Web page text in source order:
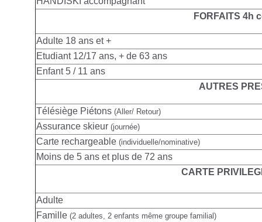
FORFAITS 4h
Adulte 18 ans et +
Etudiant 12/17 ans, + de 63 ans
Enfant 5 / 11 ans
AUTRES
Télésiège Piétons (Aller/ Retour)
Assurance skieur (journée)
Carte rechargeable (individuelle/nominative)
Moins de 5 ans et plus de 72 ans
CARTE
Adulte
Famille (2 adultes, 2 enfants même groupe familial)